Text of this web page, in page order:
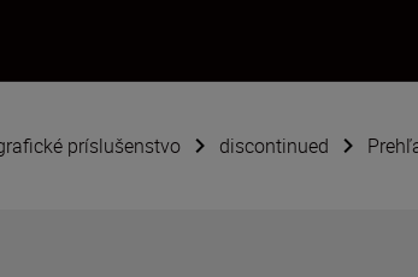
príslušenstvo discontinued